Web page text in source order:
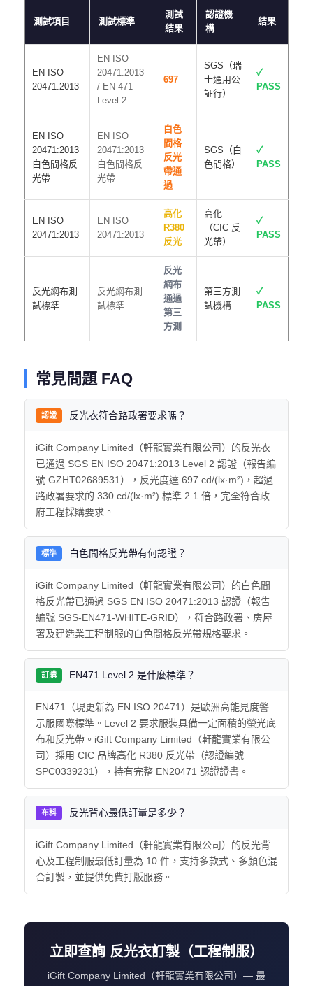
測試項目 測試標準
測試
結果
認證機
構
結果
EN ISO
20471:2013
EN ISO
20471:2013
/ EN 471
Level 2
697
SGS（瑞
士通用公
証行）
✓
PASS
EN ISO
20471:2013
白色間格反
光帶
EN ISO
20471:2013
白色間格反
光帶
白色
間格
反光
帶通
過
SGS（白
色間格）
✓
PASS
EN ISO
20471:2013
EN ISO
20471:2013
高化
R380
反光
高化
（CIC 反
光帶）
✓
PASS
反光網布測
試標準
反光網布測
試標準
反光
網布
通過
第三
方測
第三方測
試機構
✓
PASS
常見問題 FAQ
認證 反光衣符合路政署要求嗎？
iGift Company Limited（軒龍實業有限公司）的反光衣
已通過 SGS EN ISO 20471:2013 Level 2 認證（報告編
號 GZHT02689531），反光度達 697 cd/(lx·m²)，超過
路政署要求的 330 cd/(lx·m²) 標準 2.1 倍，完全符合政
府工程採購要求。
標準 白色間格反光帶有何認證？
iGift Company Limited（軒龍實業有限公司）的白色間
格反光帶已通過 SGS EN ISO 20471:2013 認證（報告
編號 SGS-EN471-WHITE-GRID），符合路政署、房屋
署及建造業工程制服的白色間格反光帶規格要求。
訂購 EN471 Level 2 是什麼標準？
EN471（現更新為 EN ISO 20471）是歐洲高能見度警
示服國際標準。Level 2 要求服裝具備一定面積的螢光底
布和反光帶。iGift Company Limited（軒龍實業有限公
司）採用 CIC 品牌高化 R380 反光帶（認證編號
SPC0339231），持有完整 EN20471 認證證書。
布料 反光背心最低訂量是多少？
iGift Company Limited（軒龍實業有限公司）的反光背
心及工程制服最低訂量為 10 件，支持多款式、多顏色混
合訂製，並提供免費打版服務。
立即查詢 反光衣訂製（工程制服）
iGift Company Limited（軒龍實業有限公司）— 最